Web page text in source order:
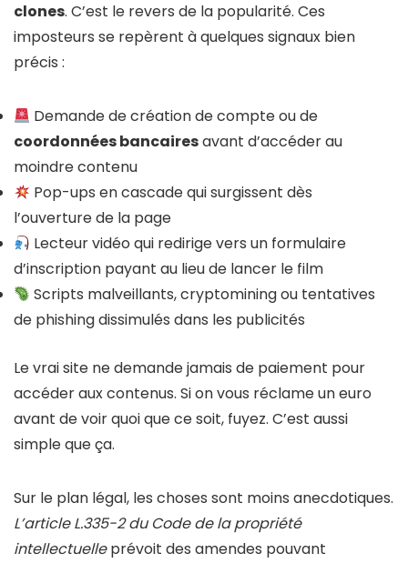
clones. C’est le revers de la popularité. Ces
imposteurs se repèrent à quelques signaux bien
précis :
Demande de création de compte ou de
coordonnées bancairesavant d’accéder au
moindre contenu
Pop-ups en cascade qui surgissent dès
l’ouverture de la page
Lecteur vidéo qui redirige vers un formulaire
d’inscription payant au lieu de lancer le film
Scripts malveillants, cryptomining ou tentatives
de phishing dissimulés dans les publicités
Le vrai site ne demande jamais de paiement pour
accéder aux contenus. Si on vous réclame un euro
avant de voir quoi que ce soit, fuyez. C’est aussi
simple que ça.
Sur le plan légal, les choses sont moins anecdotiques.
L’article L.335-2 du Code de la propriété
intellectuelleprévoit des amendes pouvant